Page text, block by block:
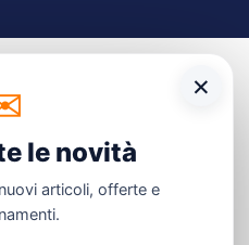
×
le novità
articoli, offerte e